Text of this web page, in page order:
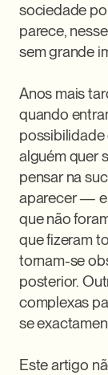
sociedade
parece,
sem grande
Anos mais
quando
possibilidade
alguém quer
pensar na
aparecer — e
que não
que fizeram
tornam-se
posterior.
complexas
se
Este artigo